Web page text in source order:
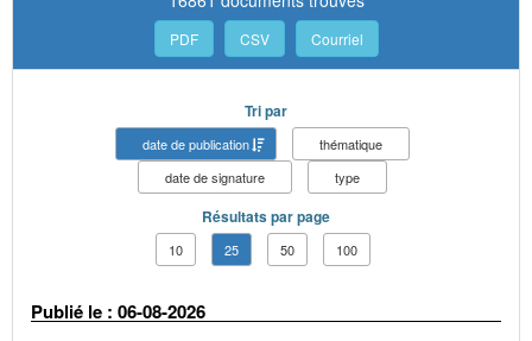
PDF CSV Courriel
Tri par
date de publication
thématique
date de signature
type
Résultats par page
10 25 50 100
Publié le : 06-08-2026